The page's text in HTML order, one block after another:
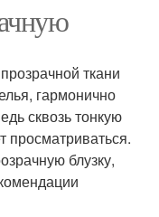
ткани
гармонично
сквозь тонкую
просматриваться.
блузку,